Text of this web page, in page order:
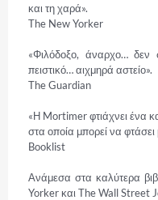
και τη χαρά».
The New Yorker
«Φιλόδοξο, άναρχο… δεν
πειστικό… αιχμηρά αστείο».
The Guardian
«Η Mortimer φτιάχνει ένα
στα οποία μπορεί να φτάσει
Booklist
Ανάμεσα στα καλύτερα
Yorker και The Wall Street